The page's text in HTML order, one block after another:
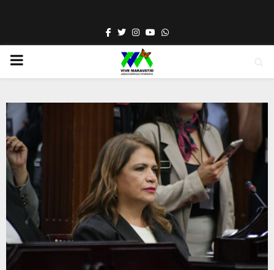
Facebook
TwitterInstagram
YoutubeWhatsapp
PRIMARY